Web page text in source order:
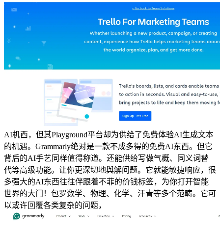
AI机西，但其Playground平台却为供给了免费体验AI生成文本
的机遇。Grammarly绝对是一款不成多得的免费AI东西。但它
背后的AI手艺同样值得称道。还能供给写做气概、同义词替
代等高级功能。让你更深切地舆解问题。它就能敏捷响应，很
多强大的AI东西往往伴跟着不菲的价钱标签，为你打开智能
世界的大门！包罗数学、物理、化学、汗青等多个范畴。它可
以或许回覆各类复杂的问题，